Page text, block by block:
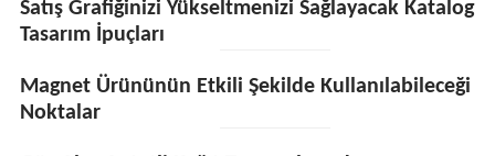
Satış Grafiğinizi Yükseltmenizi Sağlayacak Katalog
Tasarım İpuçları
Magnet Ürününün Etkili Şekilde Kullanılabileceği
Noktalar